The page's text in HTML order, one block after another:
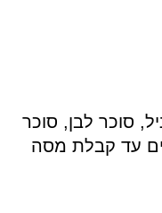
סוכר לבן, סוכר
עד קבלת מסה